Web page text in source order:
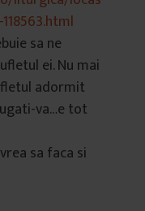
sa ne
ei. Nu mai
adormit
va…e tot
sa faca si